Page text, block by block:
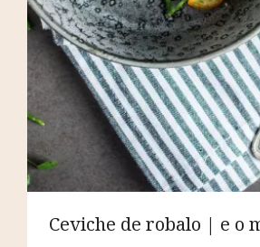
Ceviche de robalo | e o